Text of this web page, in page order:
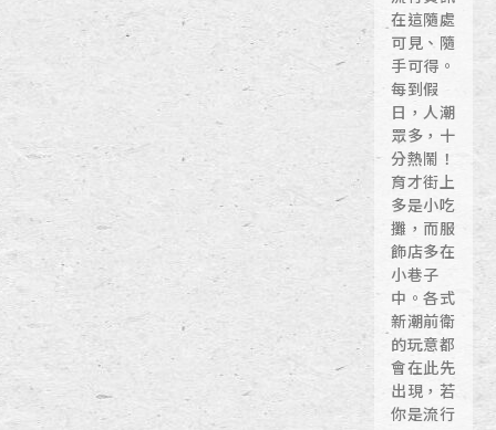
在這隨處
可見、隨
手可得。
每到假
日，人潮
眾多，十
分熱鬧！
育才街上
多是小吃
攤，而服
飾店多在
小巷子
中。各式
新潮前衛
的玩意都
會在此先
出現，若
你是流行